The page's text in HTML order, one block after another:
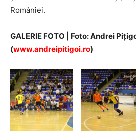
României.
GALERIE FOTO | Foto: Andrei
(www.andreipitigoi.ro)